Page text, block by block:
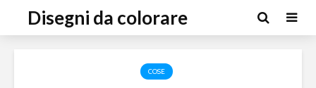
Disegni da colorare
COSE